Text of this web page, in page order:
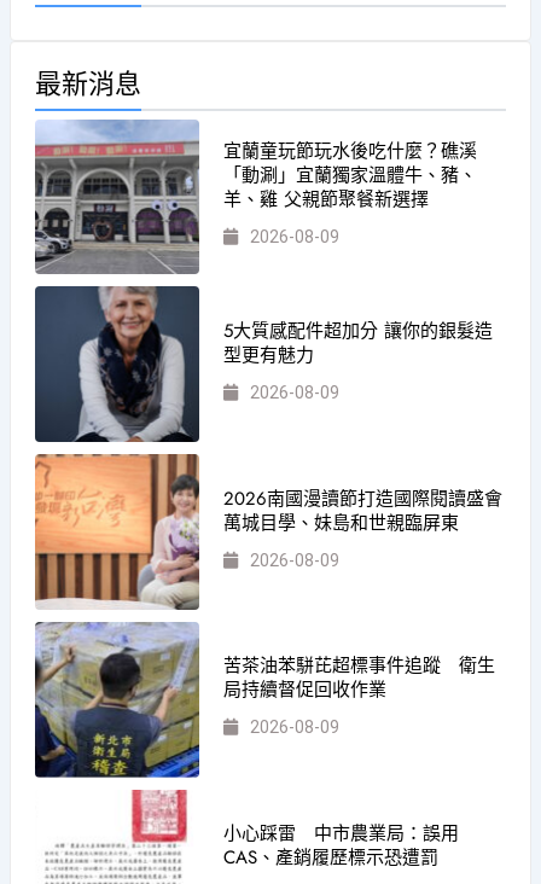
最新消息
宜蘭童玩節玩水後吃什麼？礁溪
「動涮」宜蘭獨家溫體牛、豬、
羊、雞 父親節聚餐新選擇
2026-08-09
5大質感配件超加分 讓你的銀髮造
型更有魅力
2026-08-09
2026南國漫讀節打造國際閱讀盛會
萬城目學、妹島和世親臨屏東
2026-08-09
苦茶油苯駢芘超標事件追蹤 衛生
局持續督促回收作業
2026-08-09
小心踩雷 中市農業局：誤用
CAS、產銷履歷標示恐遭罰